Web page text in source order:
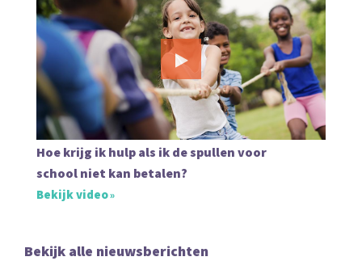
Hoe krijg ik hulp als ik de spullen voor
school niet kan betalen?
Bekijk video
Bekijk alle nieuwsberichten